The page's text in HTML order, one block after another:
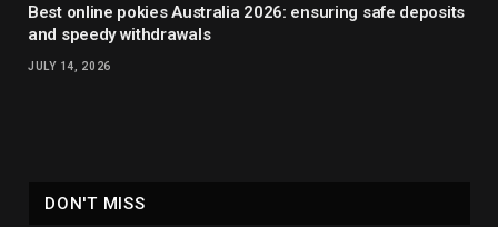
Best online pokies Australia 2026: ensuring safe deposits
and speedy withdrawals
JULY 14, 2026
DON'T MISS